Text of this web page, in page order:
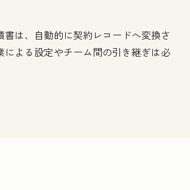
書は、自動的に契約レコードへ変換さ
による設定やチーム間の引き継ぎは必